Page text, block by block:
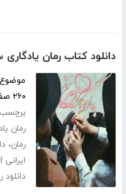
دانلود کتاب رمان
۲۶۰ صفحه
رمان
رمان،
ایرانی pdf
دانلود